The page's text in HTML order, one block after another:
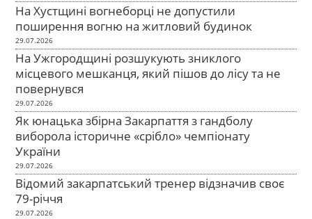
На Хустщині вогнеборці не допустили
поширення вогню на житловий будинок
29.07.2026
На Ужгородщині розшукують зниклого
місцевого мешканця, який пішов до лісу та не
повернувся
29.07.2026
Як юнацька збірна Закарпаття з гандболу
виборола історичне «срібло» чемпіонату
України
29.07.2026
Відомий закарпатський тренер відзначив своє
79-річчя
29.07.2026